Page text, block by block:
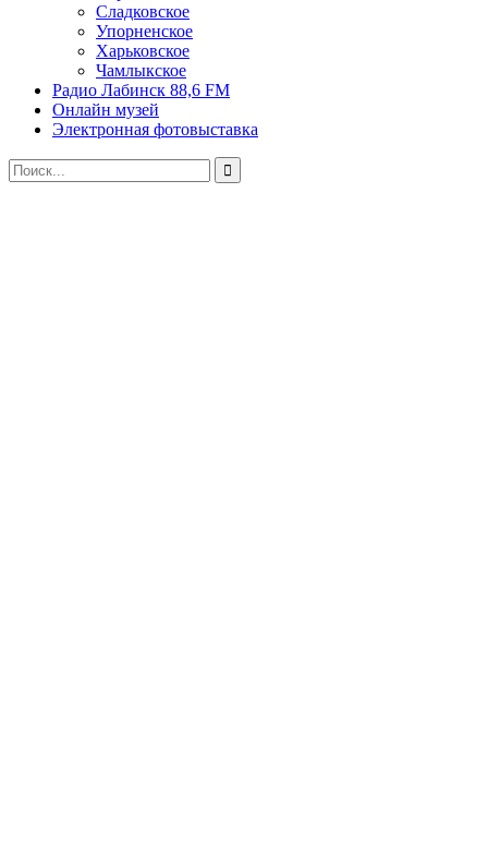
Сладковское
Упорненское
Харьковское
Чамлыкское
Радио Лабинск 88,6 FM
Онлайн музей
Электронная фотовыставка